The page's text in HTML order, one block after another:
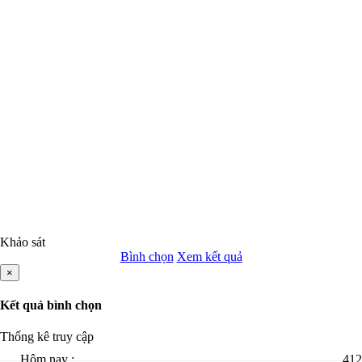
Khảo sát
Bình chọn Xem kết quả
×
Kết quả bình chọn
Thống kê truy cập
Hôm nay :
412